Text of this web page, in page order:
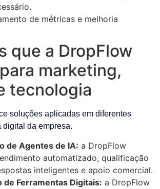
de métricas e melhoria
que a DropFlow
marketing,
tecnologia
soluções aplicadas em diferentes
da empresa.
de Agentes de IA: a DropFlow
automatizado, qualificação
inteligentes e apoio comercial.
de Ferramentas Digitais: a DropFlow